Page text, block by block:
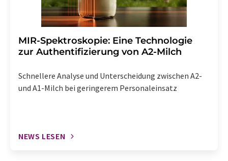
MIR-Spektroskopie: Eine Technologie
zur Authentifizierung von A2-Milch
Schnellere Analyse und Unterscheidung zwischen A2-
und A1-Milch bei geringerem Personaleinsatz
NEWS LESEN